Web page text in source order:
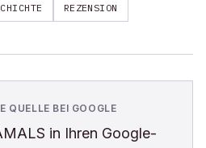
REZENSION
QUELLE BEI GOOGLE
in Ihren Google-